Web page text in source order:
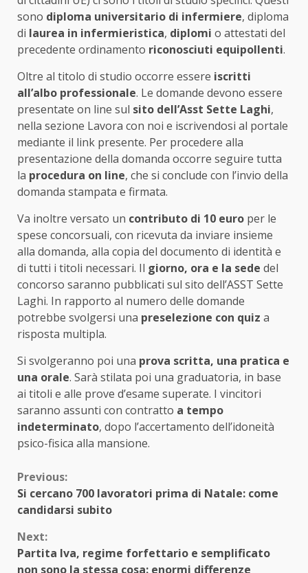
sono diploma universitario di infermiere, diploma
di laurea in infermieristica, diplomi o attestati del
precedente ordinamento riconosciuti equipollenti.
Oltre al titolo di studio occorre essere iscritti
all’albo professionale. Le domande devono essere
presentate on line sul sito dell’Asst Sette Laghi,
nella sezione Lavora con noi e iscrivendosi al portale
mediante il link presente. Per procedere alla
presentazione della domanda occorre seguire tutta
la procedura on line, che si conclude con l’invio della
domanda stampata e firmata.
Va inoltre versato un contributo di 10 euro per le
spese concorsuali, con ricevuta da inviare insieme
alla domanda, alla copia del documento di identità e
di tutti i titoli necessari. Il giorno, ora e la sede del
concorso saranno pubblicati sul sito dell’ASST Sette
Laghi. In rapporto al numero delle domande
potrebbe svolgersi una preselezione con quiz a
risposta multipla.
Si svolgeranno poi una prova scritta, una pratica e
una orale. Sarà stilata poi una graduatoria, in base
ai titoli e alle prove d’esame superate. I vincitori
saranno assunti con contratto a tempo
indeterminato, dopo l’accertamento dell’idoneità
psico-fisica alla mansione.
Continue
Reading
Previous:
Si cercano 700 lavoratori prima di Natale: come
candidarsi subito
Next:
Partita Iva, regime forfettario e semplificato
non sono la stessa cosa: enormi differenze